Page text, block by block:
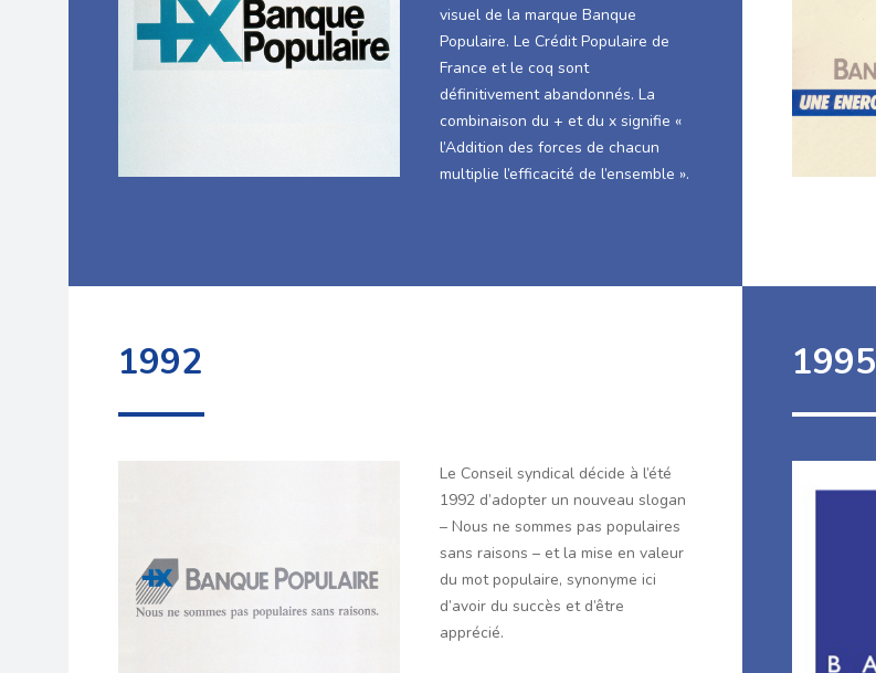
visuel de la marque Banque
Populaire. Le Crédit Populaire de
France et le coq sont
définitivement abandonnés. La
combinaison du + et du x signifie «
l’Addition des forces de chacun
multiplie l’efficacité de l’ensemble ».
1992
Le Conseil syndical décide à l’été
1992 d’adopter un nouveau slogan
– Nous ne sommes pas populaires
sans raisons – et la mise en valeur
du mot populaire, synonyme ici
d’avoir du succès et d’être
apprécié.
1995